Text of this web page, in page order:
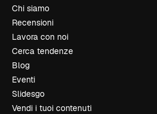
Chi siamo
Recensioni
Lavora con noi
Cerca tendenze
Blog
Eventi
Slidesgo
Vendi i tuoi contenuti